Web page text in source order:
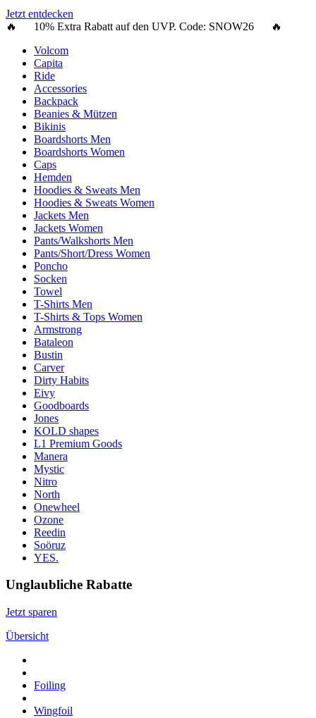
Jetzt entdecken
🔥 10% Extra Rabatt auf den UVP. Code: SNOW26 🔥
Volcom
Capita
Ride
Accessories
Backpack
Beanies & Mützen
Bikinis
Boardshorts Men
Boardshorts Women
Caps
Hemden
Hoodies & Sweats Men
Hoodies & Sweats Women
Jackets Men
Jackets Women
Pants/Walkshorts Men
Pants/Short/Dress Women
Poncho
Socken
Towel
T-Shirts Men
T-Shirts & Tops Women
Armstrong
Bataleon
Bustin
Carver
Dirty Habits
Eivy
Goodboards
Jones
KOLD shapes
L1 Premium Goods
Manera
Mystic
Nitro
North
Onewheel
Ozone
Reedin
Soöruz
YES.
Unglaubliche Rabatte
Jetzt sparen
Übersicht
Foiling
Wingfoil